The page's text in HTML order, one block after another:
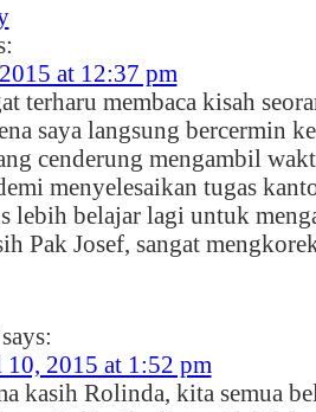
at 12:37 pm
terharu membaca kisah
saya langsung bercermin
cenderung mengambil
menyelesaikan tugas
lebih belajar lagi untuk
Pak Josef, sangat
says:
2015 at 1:52 pm
kasih Rolinda, kita semua